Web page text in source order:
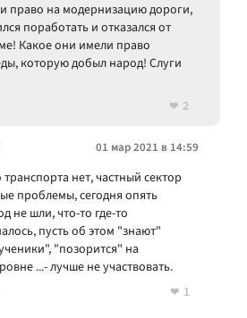
право на модернизацию дороги,
поработать и отказался от
Какое они имели право
которую добыл народ! Слуги
2
01 мар 2021 в 14:59
нет, частный сектор
проблемы, сегодня опять
не шли, что-то где-то
пусть об этом "знают"
"позорится" на
...- лучше не участвовать.
1